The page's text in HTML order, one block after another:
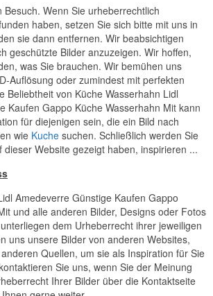
Wenn Sie urheberrechtlich
haben, setzen Sie sich bitte mit uns in
sie dann entfernen. Wir beabsichtigen
geschützte Bilder anzuzeigen. Wir hoffen,
was Sie brauchen. Wir bemühen uns
Auflösung oder zumindest mit perfekten
Beliebtheit von Küche Wasserhahn Lidl
Kaufen Gappo Küche Wasserhahn Mit kann
für diejenigen sein, die ein Bild nach
wie Kuche suchen. Schließlich werden Sie
dieser Website gezeigt haben, inspirieren ...
Amedeverre Günstige Kaufen Gappo
und alle anderen Bilder, Designs oder Fotos
dem Urheberrecht ihrer jeweiligen
uns unsere Bilder von anderen Websites,
Quellen, um sie als Inspiration für Sie
Sie uns, wenn Sie der Meinung
Ihrer Bilder über die Kontaktseite